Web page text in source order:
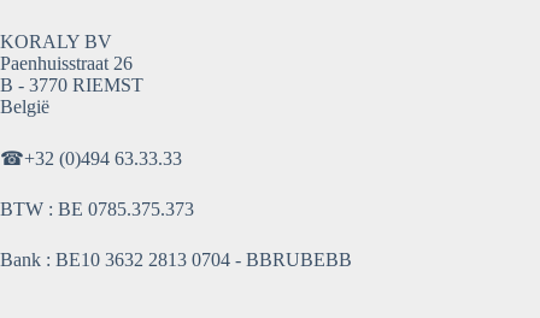
KORALY BV
Paenhuisstraat 26
B - 3770 RIEMST
België
☎+32 (0)494 63.33.33
BTW : BE 0785.375.373
Bank : BE10 3632 2813 0704 - BBRUBEBB